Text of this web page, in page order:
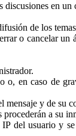
en
de los
o cancelar
o, en caso de
mensaje y de su
a su
del usuario y